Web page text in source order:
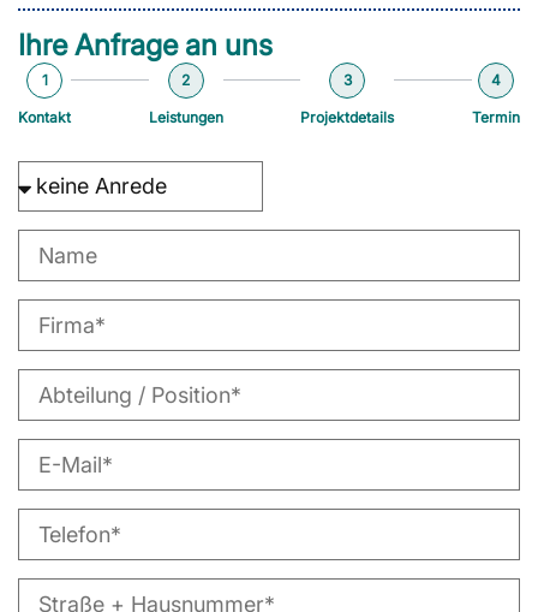
Ihre Anfrage an uns
1
Kontakt
2
Leistungen
3
Projektdetails
4
Termin